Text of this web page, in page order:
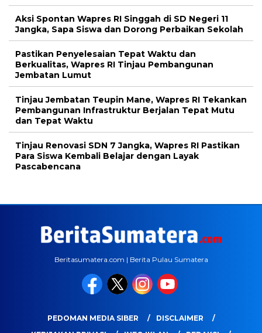
Aksi Spontan Wapres RI Singgah di SD Negeri 11
Jangka, Sapa Siswa dan Dorong Perbaikan Sekolah
Pastikan Penyelesaian Tepat Waktu dan
Berkualitas, Wapres RI Tinjau Pembangunan
Jembatan Lumut
Tinjau Jembatan Teupin Mane, Wapres RI Tekankan
Pembangunan Infrastruktur Berjalan Tepat Mutu
dan Tepat Waktu
Tinjau Renovasi SDN 7 Jangka, Wapres RI Pastikan
Para Siswa Kembali Belajar dengan Layak
Pascabencana
Beritasumatera.com | Berita Pulau Sumatera
PEDOMAN MEDIA SIBER
DISCLAIMER